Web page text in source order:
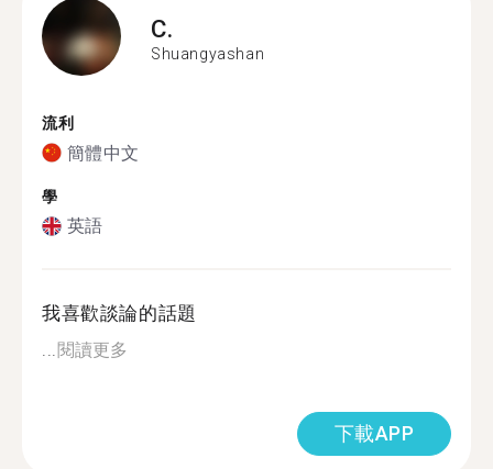
C.
Shuangyashan
流利
簡體中文
學
英語
我喜歡談論的話題
...閱讀更多
下載APP